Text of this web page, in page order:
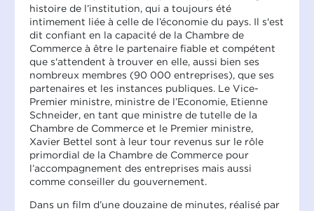
histoire de l’institution, qui a toujours été
intimement liée à celle de l’économie du pays. Il s'est
dit confiant en la capacité de la Chambre de
Commerce à être le partenaire fiable et compétent
que s'attendent à trouver en elle, aussi bien ses
nombreux membres (90 000 entreprises), que ses
partenaires et les instances publiques. Le Vice-
Premier ministre, ministre de l’Economie, Etienne
Schneider, en tant que ministre de tutelle de la
Chambre de Commerce et le Premier ministre,
Xavier Bettel sont à leur tour revenus sur le rôle
primordial de la Chambre de Commerce pour
l’accompagnement des entreprises mais aussi
comme conseiller du gouvernement.
Dans un film d’une douzaine de minutes, réalisé par